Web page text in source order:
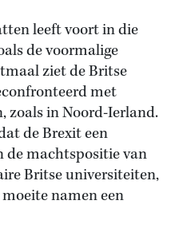
leeft voort in die
de voormalige
ziet de Britse
met
zoals in Noord-Ierland.
de Brexit een
de machtspositie van
Britse universiteiten,
namen een